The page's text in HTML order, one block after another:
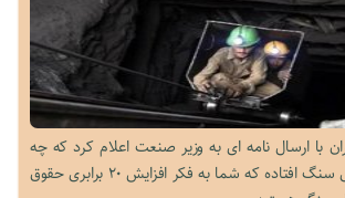
با ارسال نامه ای به وزیر صنعت اعلام کرد که چه
اتفاقی در معادن ذغال سنگ افتاده که شما به فکر افزایش ۲۰ برابری حقوق